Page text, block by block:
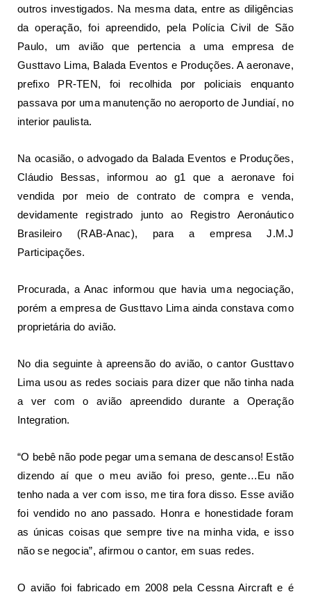
outros investigados. Na mesma data, entre as diligências
da operação,foi apreendido, pela Polícia Civil de São
Paulo, um avião que pertencia a uma empresa de
Gusttavo Lima, Balada Eventos e Produções. A aeronave,
prefixo PR-TEN, foi recolhida por policiais enquanto
passava por uma manutenção no aeroporto de Jundiaí, no
interior paulista.
Na ocasião, o advogado da Balada Eventos e Produções,
Cláudio Bessas, informou aog1 que a aeronave foi
vendida por meio de contrato de compra e venda,
devidamente registrado junto ao Registro Aeronáutico
Brasileiro (RAB-Anac), para a empresa J.M.J
Participações.
Procurada, a Anac informou que havia uma negociação,
porém a empresa de Gusttavo Lima ainda constava como
proprietária do avião.
No dia seguinte à apreensão do avião, o cantor Gusttavo
Lima usou as redes sociais para dizer que não tinha nada
a ver com o avião apreendidodurante a Operação
Integration.
“O bebê não pode pegar uma semana de descanso! Estão
dizendo aí que o meu avião foi preso, gente…Eu não
tenho nada a ver com isso, me tira fora disso. Esse avião
foi vendido no ano passado. Honra e honestidade foram
as únicas coisas que sempre tive na minha vida, e isso
não se negocia”, afirmou o cantor, em suas redes.
O avião foi fabricado em 2008 pela Cessna Aircraft e é